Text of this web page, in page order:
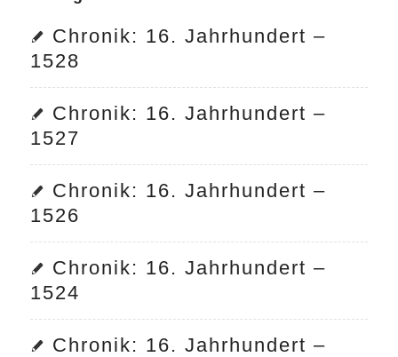
Chronik: 16. Jahrhundert –
1528
Chronik: 16. Jahrhundert –
1527
Chronik: 16. Jahrhundert –
1526
Chronik: 16. Jahrhundert –
1524
Chronik: 16. Jahrhundert –